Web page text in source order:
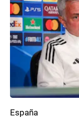
España